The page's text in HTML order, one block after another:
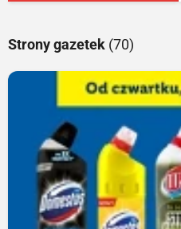
Strony gazetek (70)